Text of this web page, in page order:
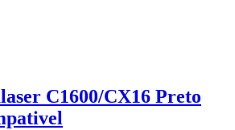
C1600/CX16 Preto